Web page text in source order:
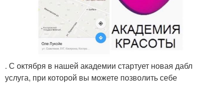
. С октября в нашей академии стартует новая дабл
услуга, при которой вы можете позволить себе